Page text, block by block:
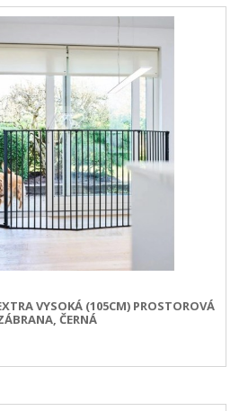
VYSOKÁ (105CM) PROSTOROVÁ
ČERNÁ